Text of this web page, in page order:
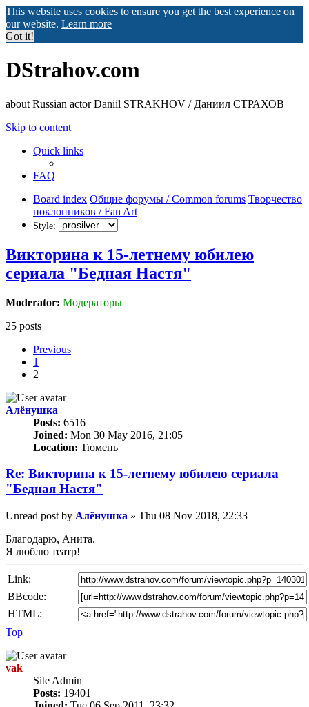
This website uses cookies to ensure you get the best experience on
our website. Learn more
Got it!
DStrahov.com
about Russian actor Daniil STRAKHOV / Даниил СТРАХОВ
Skip to content
Quick links
FAQ
Board index Общие форумы / Common forums Творчество
поклонников / Fan Art
Style:
Викторина к 15-летнему юбилею
сериала "Бедная Настя"
Moderator: Модераторы
25 posts
Previous
1
2
Алёнушка
Posts: 6516
Joined: Mon 30 May 2016, 21:05
Location: Тюмень
Re: Викторина к 15-летнему юбилею сериала
"Бедная Настя"
Unread post by Алёнушка » Thu 08 Nov 2018, 22:33
Благодарю, Анита.
Я люблю театр!
Link:
BBcode:
HTML:
Top
vak
Site Admin
Posts: 19401